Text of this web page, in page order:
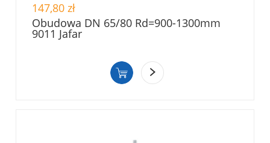
147,80 zł
Obudowa DN 65/80 Rd=900-1300mm
9011 Jafar